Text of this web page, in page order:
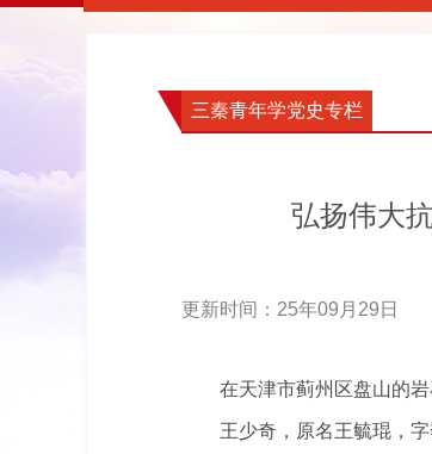
三秦青年学党史专栏
弘扬伟大
更新时间：25年09月29日
在天津市蓟州区盘山的
王少奇，原名王毓琨，